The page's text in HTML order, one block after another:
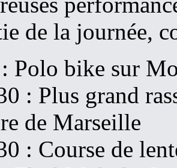
de la journée,
Polo bike sur
: Plus grand
de Marseille
: Course de